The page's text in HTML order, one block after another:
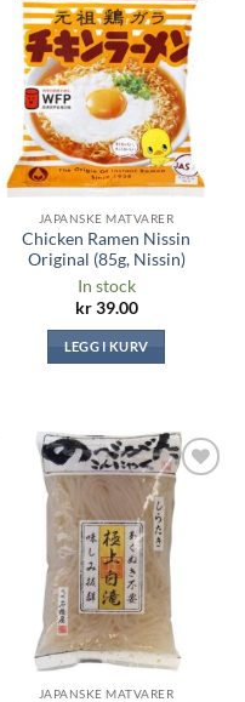
Legg til i
ønskeliste
JAPANSKE MATVARER
Chicken Ramen Nissin
Original (85g, Nissin)
In stock
kr39.00
LEGG I KURV
Legg til i
ønskeliste
JAPANSKE MATVARER